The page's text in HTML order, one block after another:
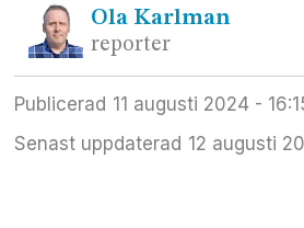
Ola Karlman
reporter
Publicerad
11 augusti 2024 -
Senast uppdaterad
12 augusti